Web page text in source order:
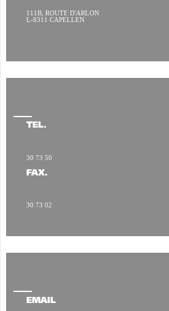
111B, ROUTE D'ARLON
L-8311 CAPELLEN
TÉL.
30 73 50
FAX.
30 73 02
EMAIL